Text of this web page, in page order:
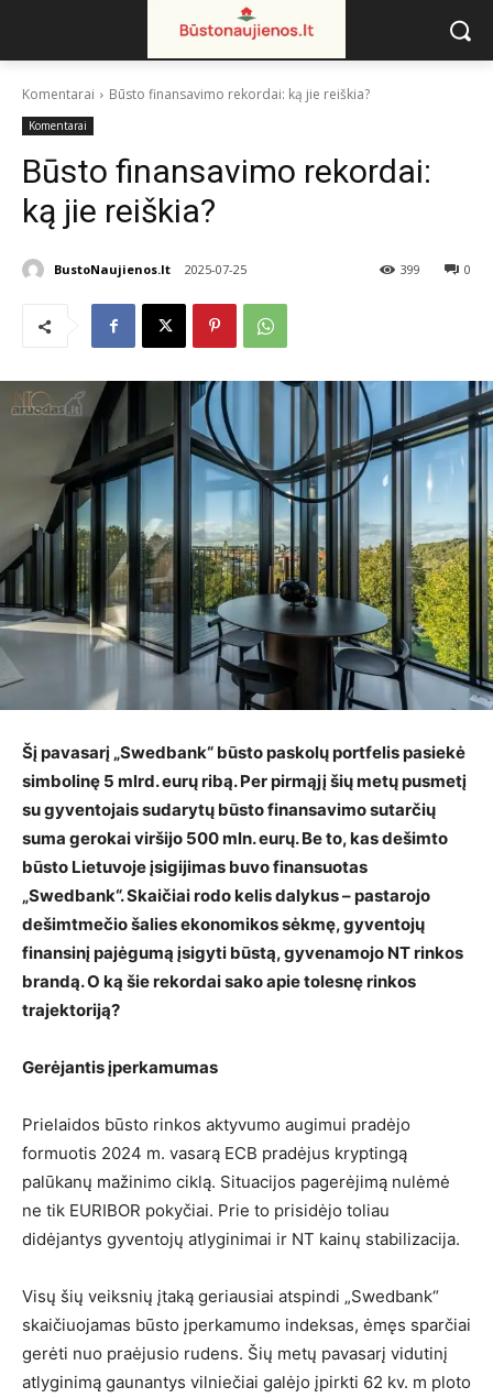
Komentarai Būsto finansavimo rekordai: ką jie reiškia?
Komentarai
Būsto finansavimo rekordai:
ką jie reiškia?
BustoNaujienos.lt 2025-07-25 0
399
Šį pavasarį „Swedbank“ būsto paskolų portfelis pasiekė
simbolinę 5 mlrd. eurų ribą. Per pirmąjį šių metų pusmetį
su gyventojais sudarytų būsto finansavimo sutarčių
suma gerokai viršijo 500 mln. eurų. Be to, kas dešimto
būsto Lietuvoje įsigijimas buvo finansuotas
„Swedbank“. Skaičiai rodo kelis dalykus – pastarojo
dešimtmečio šalies ekonomikos sėkmę, gyventojų
finansinį pajėgumą įsigyti būstą, gyvenamojo NT rinkos
brandą. O ką šie rekordai sako apie tolesnę rinkos
trajektoriją?
Gerėjantis įperkamumas
Prielaidos būsto rinkos aktyvumo augimui pradėjo
formuotis 2024 m. vasarą ECB pradėjus kryptingą
palūkanų mažinimo ciklą. Situacijos pagerėjimą nulėmė
ne tik EURIBOR pokyčiai. Prie to prisidėjo toliau
didėjantys gyventojų atlyginimai ir NT kainų stabilizacija.
Visų šių veiksnių įtaką geriausiai atspindi „Swedbank“
skaičiuojamas būsto įperkamumo indeksas, ėmęs sparčiai
gerėti nuo praėjusio rudens. Šių metų pavasarį vidutinį
atlyginimą gaunantys vilniečiai galėjo įpirkti 62 kv. m ploto